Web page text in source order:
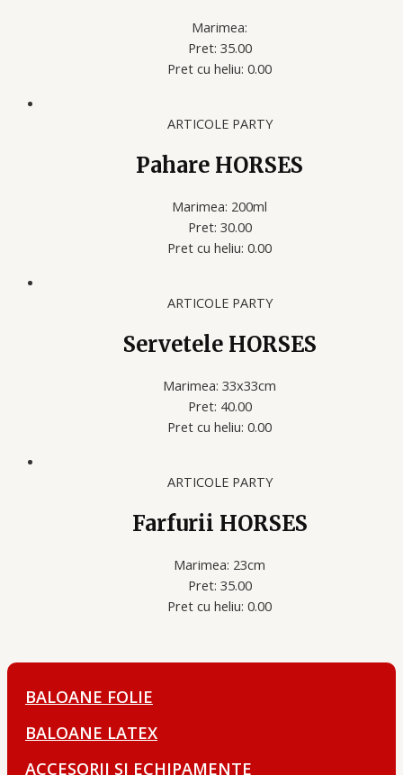
BALOANE FOLIE
BALOANE LATEX
ACCESORII SI ECHIPAMENTE
Marimea:
Pret: 35.00
Pret cu heliu: 0.00
ARTICOLE PARTY
Pahare HORSES
Marimea: 200ml
Pret: 30.00
Pret cu heliu: 0.00
ARTICOLE PARTY
Servetele HORSES
Marimea: 33x33cm
Pret: 40.00
Pret cu heliu: 0.00
ARTICOLE PARTY
Farfurii HORSES
Marimea: 23cm
Pret: 35.00
Pret cu heliu: 0.00